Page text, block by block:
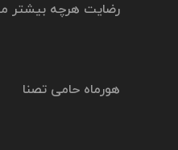
رضایت هرچه بیشتر
هورماه حامی تصنا